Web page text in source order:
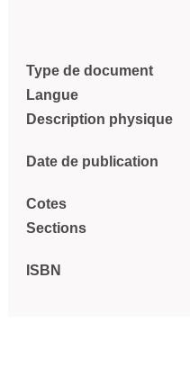
Type de document
Langue
Description physique
Date de publication
Cotes
Sections
ISBN